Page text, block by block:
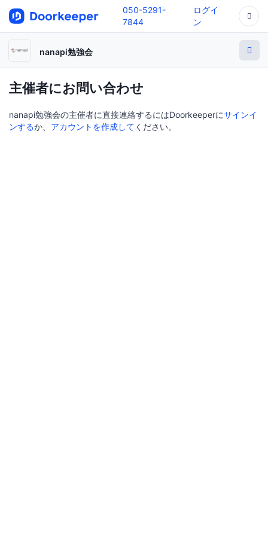
050-5291-
7844
ログイ
ン
nanapi勉強会
主催者にお問い合わせ
nanapi勉強会の主催者に直接連絡するにはDoorkeeperにサインイ
ンするか、 アカウントを作成して ください。